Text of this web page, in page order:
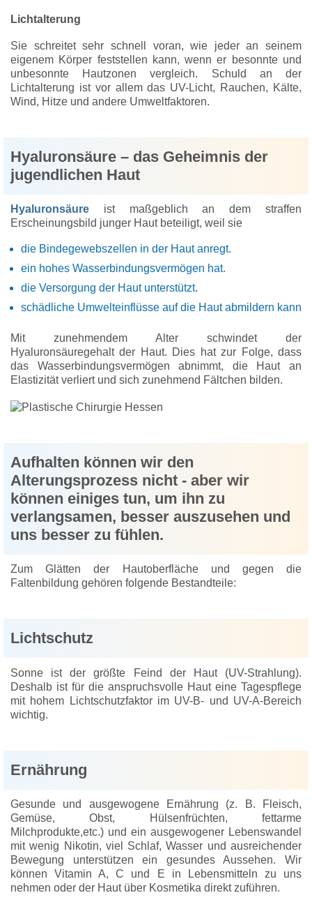
Lichtalterung
Sie schreitet sehr schnell voran, wie jeder an seinem
eigenem Körper feststellen kann, wenn er besonnte und
unbesonnte Hautzonen vergleich. Schuld an der
Lichtalterung ist vor allem das UV-Licht, Rauchen, Kälte,
Wind, Hitze und andere Umweltfaktoren.
Hyaluronsäure – das Geheimnis der
jugendlichen Haut
Hyaluronsäure ist maßgeblich an dem straffen
Erscheinungsbild junger Haut beteiligt, weil sie
die Bindegewebszellen in der Haut anregt.
ein hohes Wasserbindungsvermögen hat.
die Versorgung der Haut unterstützt.
schädliche Umwelteinflüsse auf die Haut abmildern kann
Mit zunehmendem Alter schwindet der
Hyaluronsäuregehalt der Haut. Dies hat zur Folge, dass
das Wasserbindungsvermögen abnimmt, die Haut an
Elastizität verliert und sich zunehmend Fältchen bilden.
Aufhalten können wir den
Alterungsprozess nicht - aber wir
können einiges tun, um ihn zu
verlangsamen, besser auszusehen und
uns besser zu fühlen.
Zum Glätten der Hautoberfläche und gegen die
Faltenbildung gehören folgende Bestandteile:
Lichtschutz
Sonne ist der größte Feind der Haut (UV-Strahlung).
Deshalb ist für die anspruchsvolle Haut eine Tagespflege
mit hohem Lichtschutzfaktor im UV-B- und UV-A-Bereich
wichtig.
Ernährung
Gesunde und ausgewogene Ernährung (z. B. Fleisch,
Gemüse, Obst, Hülsenfrüchten, fettarme
Milchprodukte,etc.) und ein ausgewogener Lebenswandel
mit wenig Nikotin, viel Schlaf, Wasser und ausreichender
Bewegung unterstützen ein gesundes Aussehen. Wir
können Vitamin A, C und E in Lebensmitteln zu uns
nehmen oder der Haut über Kosmetika direkt zuführen.